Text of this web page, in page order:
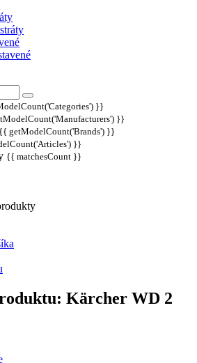
}}
}}
{{ getModelCount('Brands') }}
}}
{{ matchesCount }}
Kärcher WD 2